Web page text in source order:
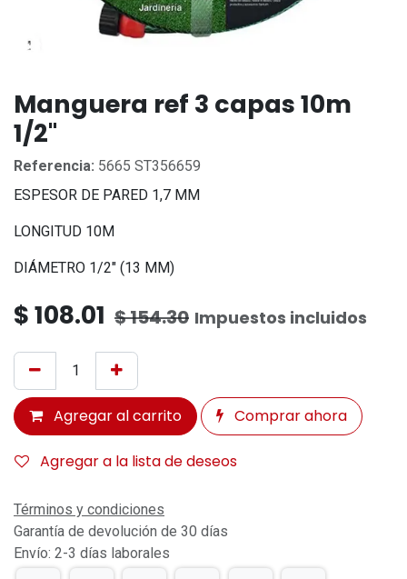
Manguera ref 3 capas 10m
1/2"
Referencia: 5665 ST356659
ESPESOR DE PARED 1,7 MM
LONGITUD 10M
DIÁMETRO 1/2" (13 MM)
$108.01 $154.30 Impuestos incluidos
Agregar al carrito Comprar ahora
Agregar a la lista de deseos
Términos y condiciones
Garantía de devolución de 30 días
Envío: 2-3 días laborales